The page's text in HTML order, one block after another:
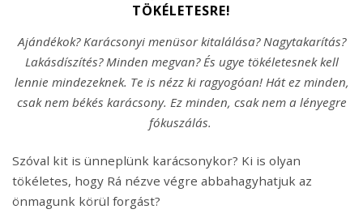
TÖKÉLETESRE!
Ajándékok? Karácsonyi menüsor kitalálása? Nagytakarítás?
Lakásdíszítés? Minden megvan? És ugye tökéletesnek kell
lennie mindezeknek. Te is nézz ki ragyogóan! Hát ez minden,
csak nem békés karácsony. Ez minden, csak nem a lényegre
fókuszálás.
Szóval kit is ünneplünk karácsonykor? Ki is olyan
tökéletes, hogy Rá nézve végre abbahagyhatjuk az
önmagunk körül forgást?